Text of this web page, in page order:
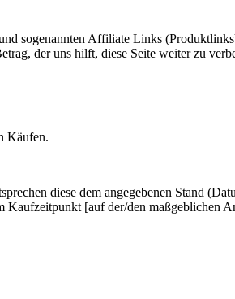
sogenannten Affiliate Links
der uns hilft, diese Seite weiter zu
Käufen.
diese dem angegebenen Stand
[auf der/den maßgeblichen